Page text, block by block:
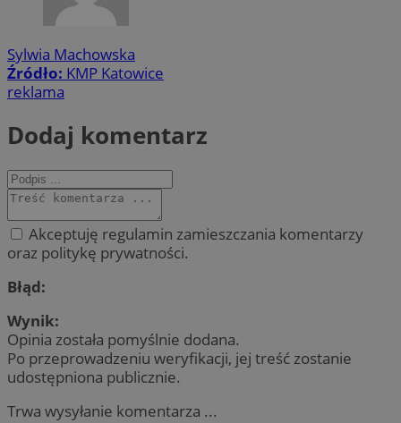
Sylwia Machowska
Źródło: KMP Katowice
reklama
Dodaj komentarz
Akceptuję regulamin zamieszczania komentarzy
oraz politykę prywatności.
Błąd:
Wynik:
Opinia została pomyślnie dodana.
Po przeprowadzeniu weryfikacji, jej treść zostanie
udostępniona publicznie.
Trwa wysyłanie komentarza ...